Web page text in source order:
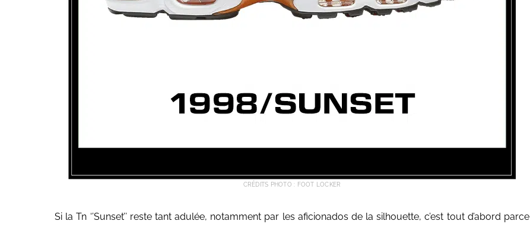
CRÉDITS PHOTO : FOOT LOCKER
Si la Tn ‘’Sunset’’ reste tant adulée, notamment par les aficionados de la silhouette, c’est tout d’abord parce